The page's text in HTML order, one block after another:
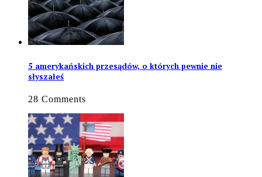
5 amerykańskich przesądów, o których pewnie nie
słyszałeś
28 Comments